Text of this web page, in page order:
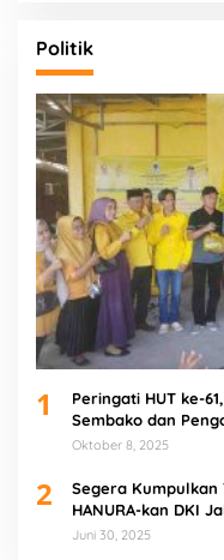
Politik
1
Peringati HUT ke-
Sembako dan
Oktober 8, 2025
2
Segera Kumpulkan
HANURA-kan DKI
Juni 30, 2025